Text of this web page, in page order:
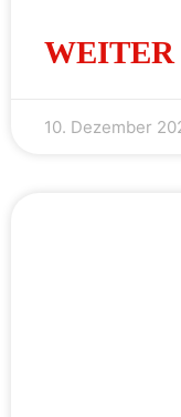
WEITER
10. Dezember